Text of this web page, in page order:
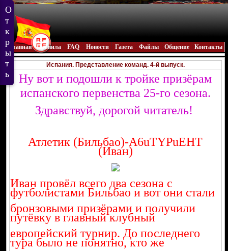
Главная Правила FAQ Новости Газета Файлы Общение Контакты
Испания. Представление команд. 4-й выпуск.
Ну вот и подошли к тройке призёрам
испанского первенства 25-го сезона.
Здравствуй, дорогой читатель!
Атлетик (Бильбао)-A6uTYPuEHT
(Иван)
Иван провёл всего два сезона с
футболистами Бильбао и вот они стали
бронзовыми призёрами и получили
путёвку в главный клубный
европейский турнир. До последнего
тура было не понятно, кто же